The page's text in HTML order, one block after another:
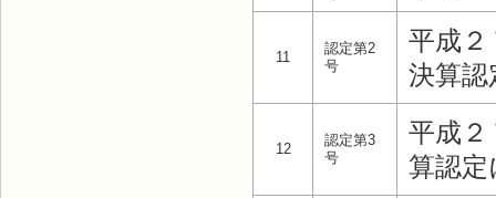
11
認定第2
号
平成２
決算
12
認定第3
号
平成２
算認